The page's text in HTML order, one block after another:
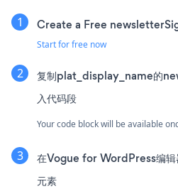
Create a Free
Start for free now
复制plat_display_name的
入代码段
Your code block will be available
在Vogue for WordPress编辑
元素